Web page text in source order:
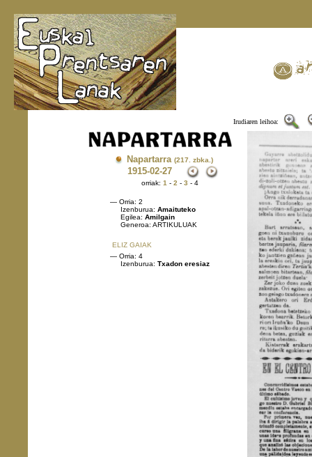
Irudiaren leihoa:
Napartarra (217. zbka.)
1915-02-27
orriak: 1 - 2 - 3 - 4
— Orria: 2
Izenburua: Amaituteko
Egilea: Amilgain
Generoa: ARTIKULUAK
ELIZ GAIAK
— Orria: 4
Izenburua: Txadon eresiaz